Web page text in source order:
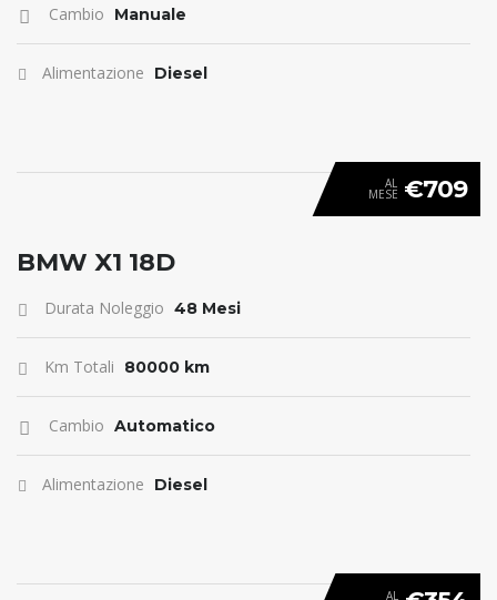
Cambio Manuale
Alimentazione Diesel
ANTICIPO 0
AL
MESE €709
BMW X1 18D
Durata Noleggio 48 Mesi
Km Totali 80000 km
Cambio Automatico
Alimentazione Diesel
AL